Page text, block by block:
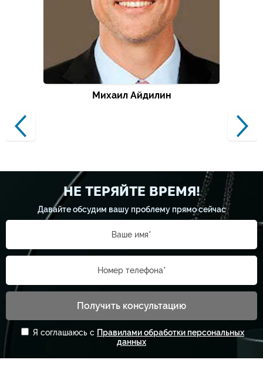
Михаил Айдилин
НЕ ТЕРЯЙТЕ ВРЕМЯ!
Давайте обсудим вашу проблему прямо сейчас
Ваше имя*
Номер телефона*
Получить консультацию
Я соглашаюсь с Правилами обработки персональных
данных